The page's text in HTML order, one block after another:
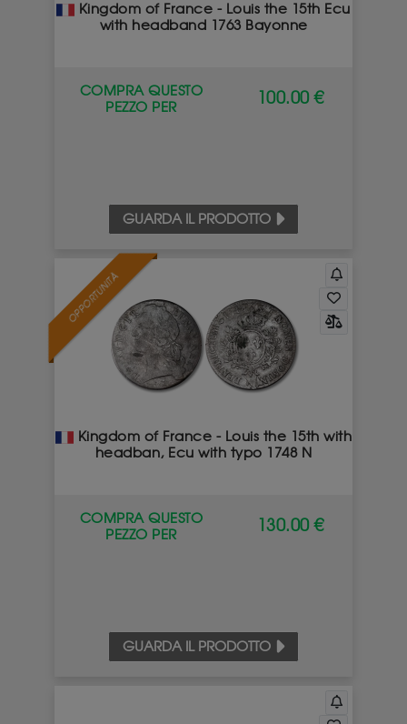
Kingdom of France - Louis the 15th Ecu
with headband 1763 Bayonne
COMPRA QUESTO
PEZZO PER
100.00 €
GUARDA IL PRODOTTO
OPPORTUNITÀ
Kingdom of France - Louis the 15th with
headban, Ecu with typo 1748 N
COMPRA QUESTO
PEZZO PER
130.00 €
GUARDA IL PRODOTTO